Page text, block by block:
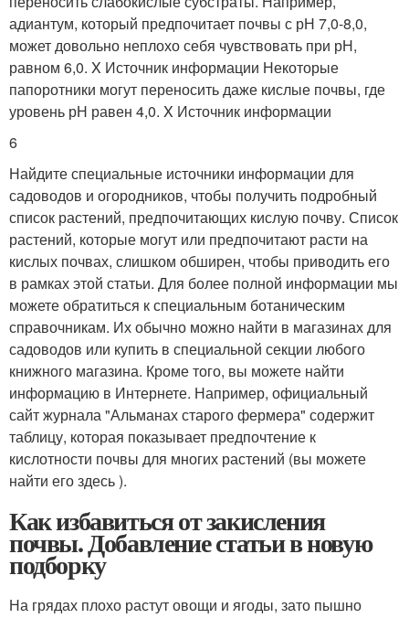
адиантум, который предпочитает почвы с рН 7,0-8,0,
может довольно неплохо себя чувствовать при рН,
равном 6,0. X Источник информации Некоторые
папоротники могут переносить даже кислые почвы, где
уровень рН равен 4,0. X Источник информации
6
Найдите специальные источники информации для
садоводов и огородников, чтобы получить подробный
список растений, предпочитающих кислую почву. Список
растений, которые могут или предпочитают расти на
кислых почвах, слишком обширен, чтобы приводить его
в рамках этой статьи. Для более полной информации мы
можете обратиться к специальным ботаническим
справочникам. Их обычно можно найти в магазинах для
садоводов или купить в специальной секции любого
книжного магазина. Кроме того, вы можете найти
информацию в Интернете. Например, официальный
сайт журнала "Альманах старого фермера" содержит
таблицу, которая показывает предпочтение к
кислотности почвы для многих растений (вы можете
найти его здесь ).
Как избавиться от закисления
почвы. Добавление статьи в новую
подборку
На грядах плохо растут овощи и ягоды, зато пышно